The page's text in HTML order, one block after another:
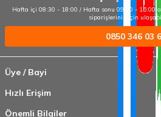
Hafta içi 08:30 - 18:00 / Hafta sonu 09:00 - 15:00
siparişleriniz için
0850 346 03
Üye / Bayi
Hızlı Erişim
Önemli Bilgiler